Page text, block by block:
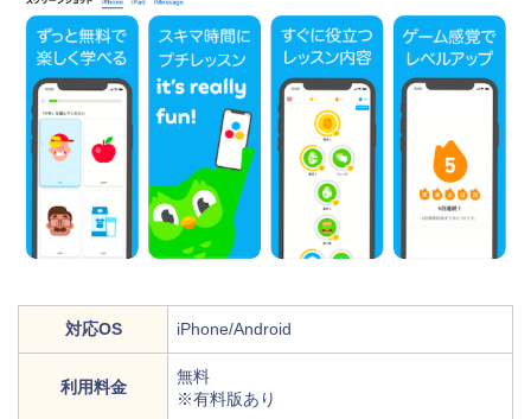
対応OS iPhone/Android
利用料金
無料
※有料版あり